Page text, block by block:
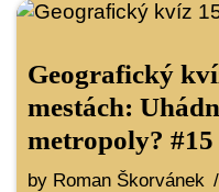
Geografický
mestách:
metropoly? #15
by Roman Škorvánek